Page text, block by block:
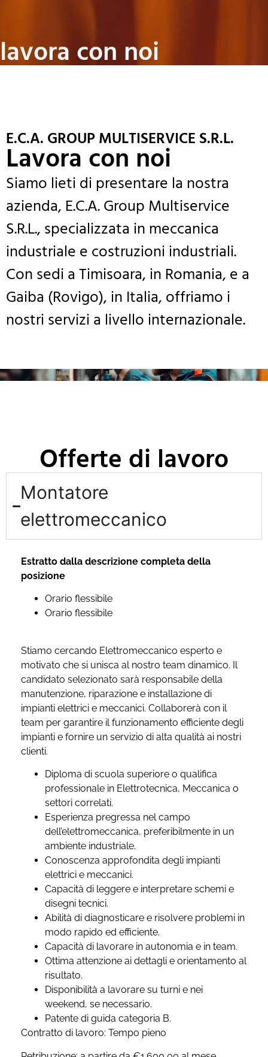
lavora con noi
E.C.A. GROUP MULTISERVICE S.R.L.
Lavora con noi
Siamo lieti di presentare la nostra
azienda, E.C.A. Group Multiservice
S.R.L., specializzata in meccanica
industriale e costruzioni industriali.
Con sedi a Timisoara, in Romania, e a
Gaiba (Rovigo), in Italia, offriamo i
nostri servizi a livello internazionale.
Offerte di lavoro
Montatore
elettromeccanico
Estratto dalla descrizione completa della
posizione
Orario flessibile
Orario flessibile
Stiamo cercando Elettromeccanico esperto e
motivato che si unisca al nostro team dinamico. Il
candidato selezionato sarà responsabile della
manutenzione, riparazione e installazione di
impianti elettrici e meccanici. Collaborerà con il
team per garantire il funzionamento efficiente degli
impianti e fornire un servizio di alta qualità ai nostri
clienti.
Diploma di scuola superiore o qualifica
professionale in Elettrotecnica, Meccanica o
settori correlati.
Esperienza pregressa nel campo
dell’elettromeccanica, preferibilmente in un
ambiente industriale.
Conoscenza approfondita degli impianti
elettrici e meccanici.
Capacità di leggere e interpretare schemi e
disegni tecnici.
Abilità di diagnosticare e risolvere problemi in
modo rapido ed efficiente.
Capacità di lavorare in autonomia e in team.
Ottima attenzione ai dettagli e orientamento al
risultato.
Disponibilità a lavorare su turni e nei
weekend, se necessario.
Patente di guida categoria B.
Contratto di lavoro: Tempo pieno